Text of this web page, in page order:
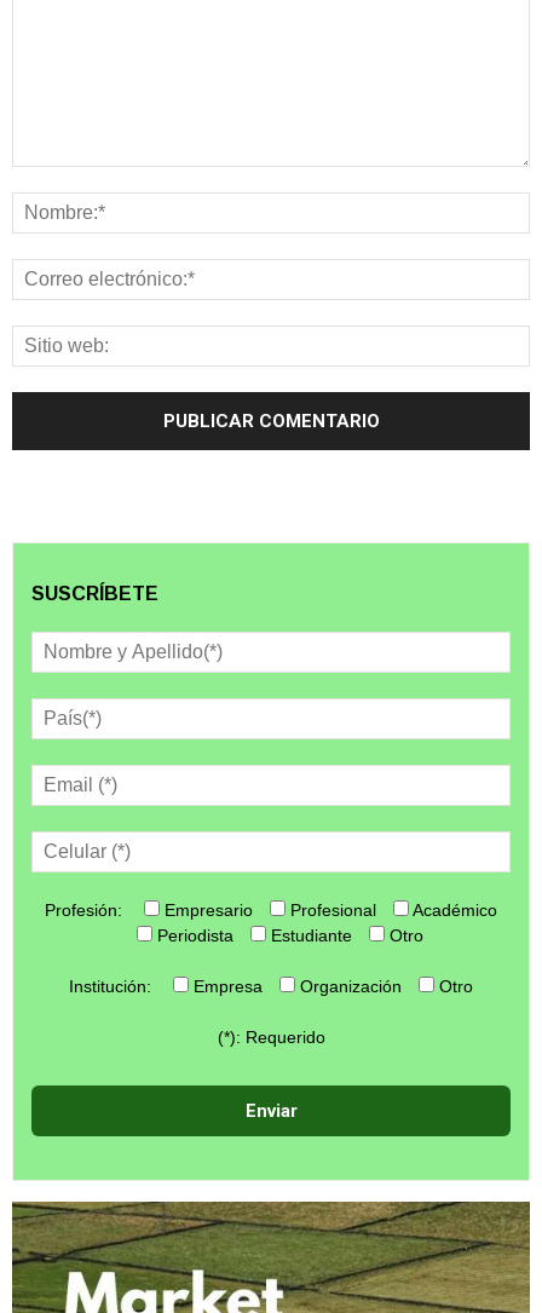
SUSCRÍBETE
Profesión: Empresario Profesional
Académico
Periodista
Estudiante Otro
Institución: Empresa Organización Otro
(*): Requerido